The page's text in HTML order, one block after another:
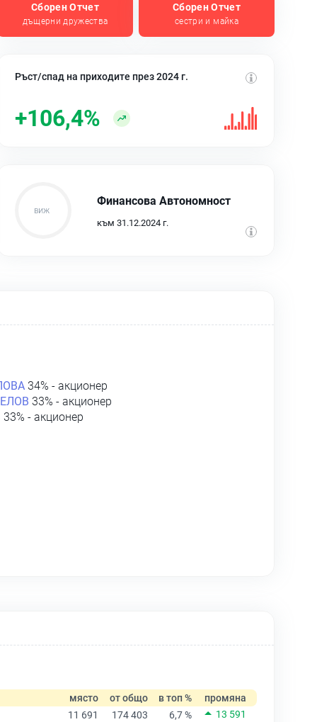
Сборен Отчет
дъщерни дружества
Сборен Отчет
сестри и майка
Ръст/спад на приходите през 2024 г.
+106,4%
Финансова Автономност
към 31.12.2024 г.
34% - акционер
33% - акционер
33% - акционер
място от общо в топ %
промяна
11 691
174 403 6,7 %
13 591